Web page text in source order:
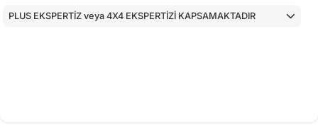
PLUS EKSPERTİZ veya 4X4 EKSPERTİZİ KAPSAMAKTADIR